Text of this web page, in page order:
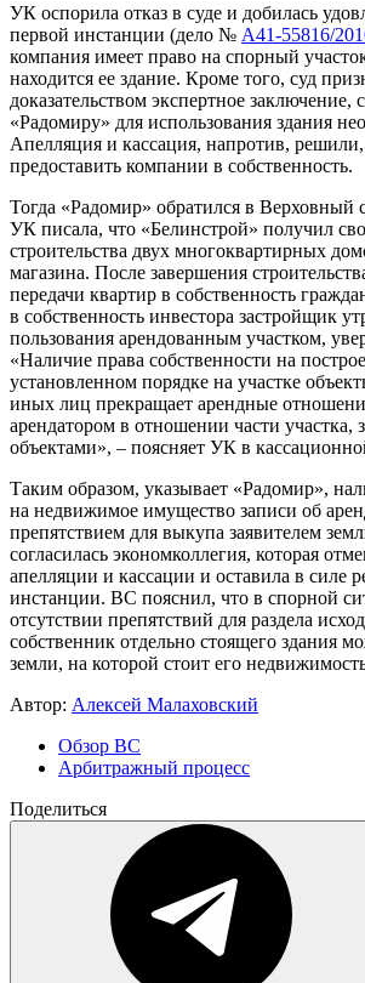
УК оспорила отказ в суде и добилась
первой инстанции (дело № А41-55816/
компания имеет право на спорный
находится ее здание. Кроме того, суд
доказательством экспертное заключение,
«Радомиру» для использования здания
Апелляция и кассация, напротив, решили,
предоставить компании в собственность.
Тогда «Радомир» обратился в Верховный
УК писала, что «Белинстрой» получил
строительства двух многоквартирных
магазина. После завершения
передачи квартир в собственность
в собственность инвестора застройщик
пользования арендованным участком,
«Наличие права собственности на
установленном порядке на участке
иных лиц прекращает арендные
арендатором в отношении части участка,
объектами», – поясняет УК в
Таким образом, указывает «Радомир»,
на недвижимое имущество записи об
препятствием для выкупа заявителем
согласилась экономколлегия, которая
апелляции и кассации и оставила в силе
инстанции. ВС пояснил, что в спорной
отсутствии препятствий для раздела
собственник отдельно стоящего здания
земли, на которой стоит его
Автор: Алексей Малаховский
Обзор ВС
Арбитражный процесс
Поделиться